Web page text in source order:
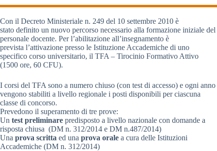
Con il Decreto Ministeriale n. 249 del 10 settembre 2010 è
stato definito un nuovo percorso necessario alla formazione iniziale del
personale docente. Per l’abilitazione all’insegnamento è
prevista l’attivazione presso le Istituzione Accademiche di uno
specifico corso universitario, il TFA – Tirocinio Formativo Attivo
(1500 ore, 60 CFU).
I corsi del TFA sono a numero chiuso (con test di accesso) e ogni anno
vengono stabiliti a livello regionale i posti disponibili per ciascuna
classe di concorso.
Prevedono il superamento di tre prove:
Un test preliminare predisposto a livello nazionale con domande a
risposta chiusa (DM n. 312/2014 e DM n.487/2014)
Una prova scritta ed una prova orale a cura delle Istituzioni
Accademiche (DM n. 312/2014)